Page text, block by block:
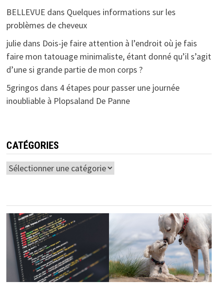
BELLEVUE dans Quelques informations sur les
problèmes de cheveux
juliedans Dois-je faire attention à l’endroit où je fais
faire mon tatouage minimaliste, étant donné qu’il s’agit
d’une si grande partie de mon corps ?
5gringos dans 4 étapes pour passer une journée
inoubliable à Plopsaland De Panne
CATÉGORIES
Catégories